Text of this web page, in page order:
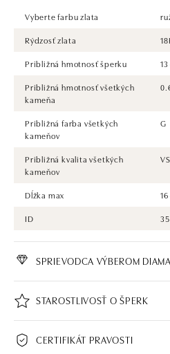
Vyberte farbu zlata
Rýdzosť zlata
Približná hmotnosť šperku
Približná hmotnosť všetkých
kameňa
Približná farba všetkých
kameňov
G
Približná kvalita všetkých
kameňov
Dĺžka max
ID
SPRIEVODCA VÝBEROM
STAROSTLIVOSŤ O ŠPERK
CERTIFIKÁT PRAVOSTI